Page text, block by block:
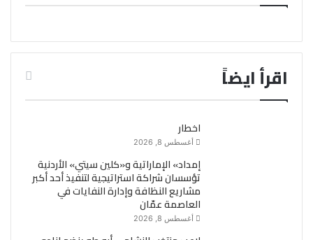
اقرأ ايضاً
اخطار
أغسطس 8, 2026
إمداد» الإماراتية و«كلين سيتي» الأردنية
تؤسسان شراكة استراتيجية لتنفيذ أحد أكبر
مشاريع النظافة وإدارة النفايات في
العاصمة عمّان
أغسطس 8, 2026